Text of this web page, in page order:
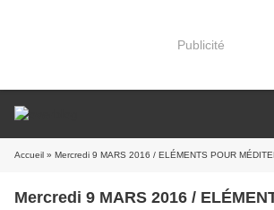
Publicité
Accueil » Mercredi 9 MARS 2016 / ELÉMENTS POUR MÉDITER,
Mercredi 9 MARS 2016 /